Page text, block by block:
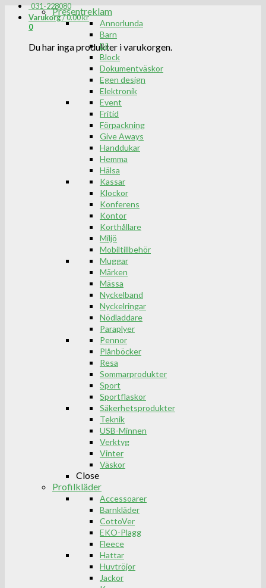
031-228080
Varukorg/0.00kr
0
Du har inga produkter i varukorgen.
Presentreklam
Annorlunda
Barn
Bil
Block
Dokumentväskor
Egen design
Elektronik
Event
Fritid
Förpackning
Give Aways
Handdukar
Hemma
Hälsa
Kassar
Klockor
Konferens
Kontor
Korthållare
Miljö
Mobiltillbehör
Muggar
Märken
Mässa
Nyckelband
Nyckelringar
Nödladdare
Paraplyer
Pennor
Plånböcker
Resa
Sommarprodukter
Sport
Sportflaskor
Säkerhetsprodukter
Teknik
USB-Minnen
Verktyg
Vinter
Väskor
Close
Profilkläder
Accessoarer
Barnkläder
CottoVer
EKO-Plagg
Fleece
Hattar
Huvtröjor
Jackor